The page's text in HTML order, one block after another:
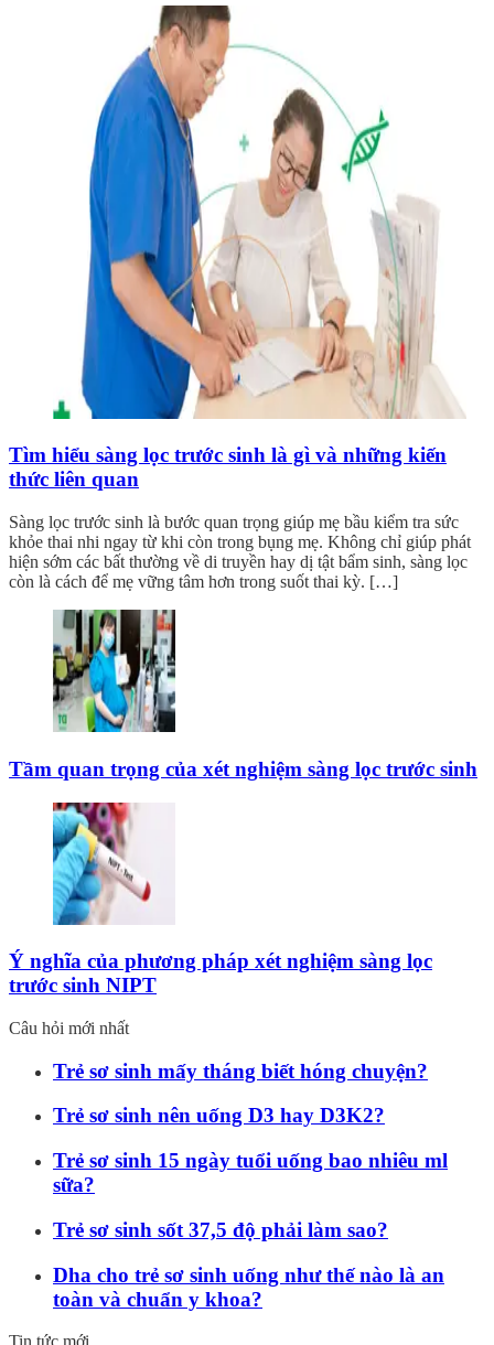
Tìm hiểu sàng lọc trước sinh là gì và những kiến
thức liên quan
Sàng lọc trước sinh là bước quan trọng giúp mẹ bầu kiểm tra sức
khỏe thai nhi ngay từ khi còn trong bụng mẹ. Không chỉ giúp phát
hiện sớm các bất thường về di truyền hay dị tật bẩm sinh, sàng lọc
còn là cách để mẹ vững tâm hơn trong suốt thai kỳ. […]
Tầm quan trọng của xét nghiệm sàng lọc trước sinh
Ý nghĩa của phương pháp xét nghiệm sàng lọc
trước sinh NIPT
Câu hỏi mới nhất
Trẻ sơ sinh mấy tháng biết hóng chuyện?
Trẻ sơ sinh nên uống D3 hay D3K2?
Trẻ sơ sinh 15 ngày tuổi uống bao nhiêu ml
sữa?
Trẻ sơ sinh sốt 37,5 độ phải làm sao?
Dha cho trẻ sơ sinh uống như thế nào là an
toàn và chuẩn y khoa?